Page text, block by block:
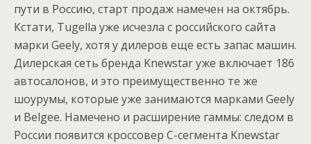
пути в Россию, старт продаж намечен на октябрь.
Кстати, Tugella уже исчезла с российского сайта
марки Geely, хотя у дилеров еще есть запас машин.
Дилерская сеть бренда Knewstar уже включает 186
автосалонов, и это преимущественно те же
шоурумы, которые уже занимаются марками Geely
и Belgee. Намечено и расширение гаммы: следом в
России появится кроссовер C-сегмента Knewstar